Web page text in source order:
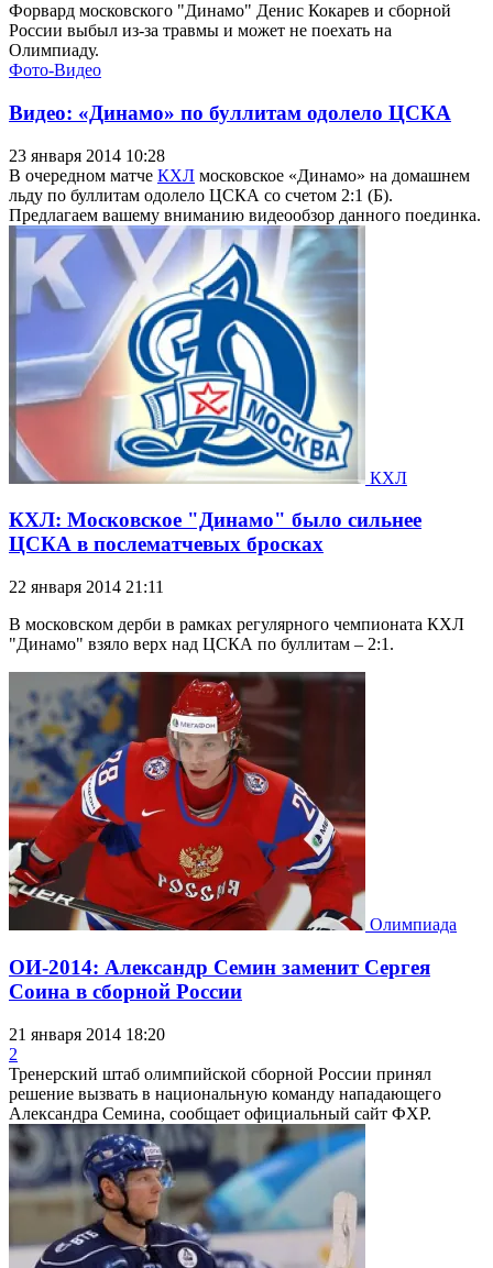
Форвард московского "Динамо" Денис Кокарев и сборной
России выбыл из-за травмы и может не поехать на
Олимпиаду.
Фото-Видео
Видео: «Динамо» по буллитам одолело ЦСКА
23 января 2014 10:28
В очередном матче КХЛ московское «Динамо» на домашнем
льду по буллитам одолело ЦСКА со счетом 2:1 (Б).
Предлагаем вашему вниманию видеообзор данного поединка.
КХЛ
КХЛ: Московское "Динамо" было сильнее
ЦСКА в послематчевых бросках
22 января 2014 21:11
В московском дерби в рамках регулярного чемпионата КХЛ
"Динамо" взяло верх над ЦСКА по буллитам – 2:1.
Олимпиада
ОИ-2014: Александр Семин заменит Сергея
Соина в сборной России
21 января 2014 18:20
2
Тренерский штаб олимпийской сборной России принял
решение вызвать в национальную команду нападающего
Александра Семина, сообщает официальный сайт ФХР.